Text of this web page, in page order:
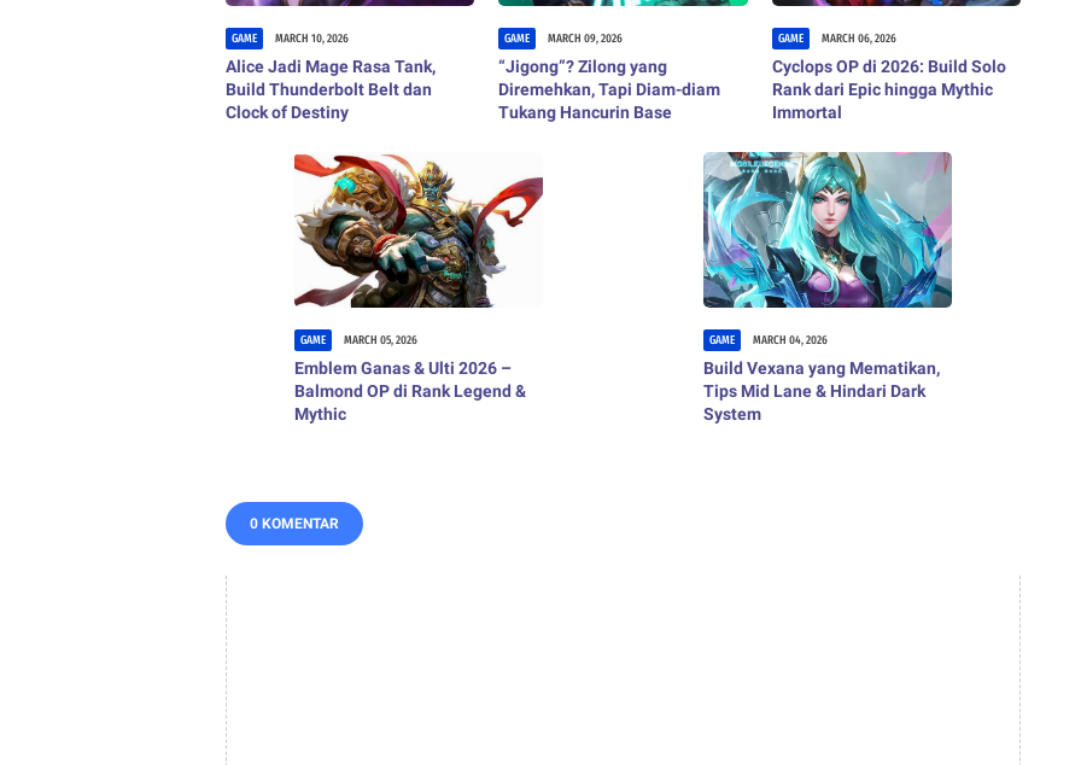
GAME MARCH 10, 2026
Alice Jadi Mage Rasa Tank,
Build Thunderbolt Belt dan
Clock of Destiny
GAME MARCH 09, 2026
“Jigong”? Zilong yang
Diremehkan, Tapi Diam-diam
Tukang Hancurin Base
GAME MARCH 06, 2026
Cyclops OP di 2026: Build Solo
Rank dari Epic hingga Mythic
Immortal
GAME MARCH 05, 2026
Emblem Ganas & Ulti 2026 –
Balmond OP di Rank Legend &
Mythic
GAME MARCH 04, 2026
Build Vexana yang Mematikan,
Tips Mid Lane & Hindari Dark
System
0 KOMENTAR